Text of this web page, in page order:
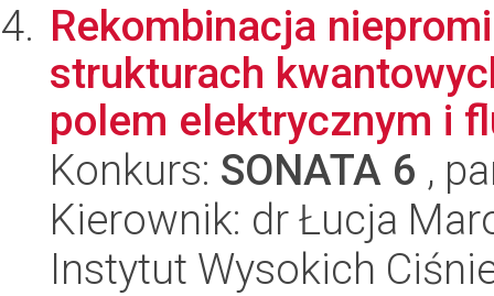
Rekombinacja
strukturach
polem elektrycznym i
Konkurs: SONATA 6 ,
Kierownik: dr Łucja
Instytut Wysokich